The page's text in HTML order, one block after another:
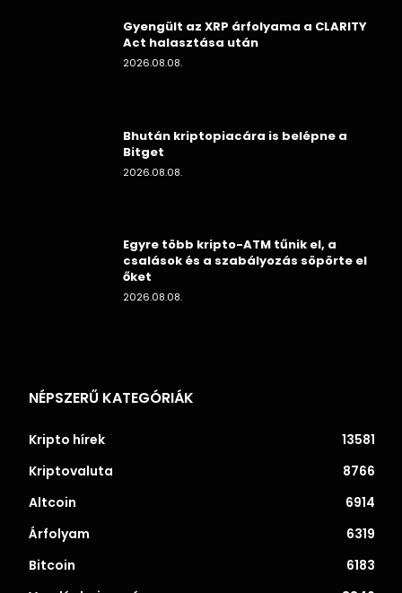
Gyengült az XRP árfolyama a CLARITY
Act halasztása után
2026.08.08.
Bhután kriptopiacára is belépne a
Bitget
2026.08.08.
Egyre több kripto-ATM tűnik el, a
csalások és a szabályozás söpörte el
őket
2026.08.08.
NÉPSZERŰ KATEGÓRIÁK
Kripto hírek
13581
Kriptovaluta
8766
Altcoin
6914
Árfolyam
6319
Bitcoin
6183